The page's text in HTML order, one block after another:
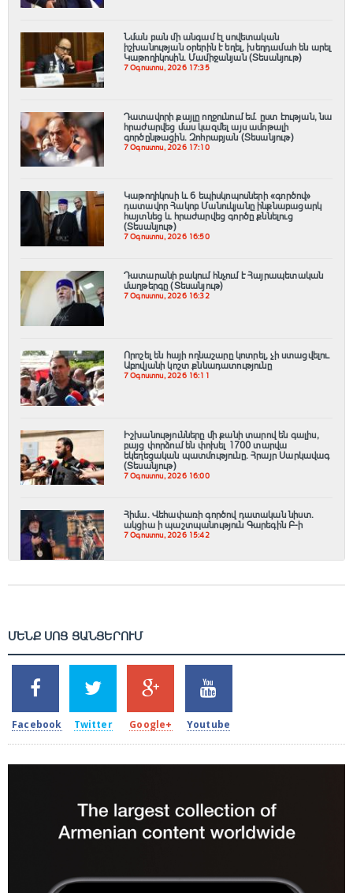
Նման բան մի անգամ էլ սովետական
իշխանության օրերին է եղել, խեղդամահ են արել
Կաթողիկոսին. Մամիջանյան (Տեսանյութ)
7 Օգոստոս, 2026 17:35
Դատավորի քայլը ողջունում եմ. ըստ էության, նա
հրաժարվեց մաս կազմել այս ամոթալի
գործընթացին․ Զոհրաբյան (Տեսանյութ)
7 Օգոստոս, 2026 17:10
️Կաթողիկոսի և 6 եպիսկոպոսների «գործով»
դատավոր Հակոբ Մանուկյանը ինքնաբացարկ
հայտնեց և հրաժարվեց գործը քննելուց
(Տեսանյութ)
7 Օգոստոս, 2026 16:50
Դատարանի բակում հնչում է Հայրապետական
մաղթերգը (Տեսանյութ)
7 Օգոստոս, 2026 16:32
Որոշել են հայի ողնաշարը կոտրել, չի ստացվելու․
Աբովյանի կոշտ քննադատությունը
7 Օգոստոս, 2026 16:11
Իշխանությունները մի քանի տարով են գալիս,
բայց փորձում են փոխել 1700 տարվա
եկեղեցական պատմությունը. Հրայր Սարկավագ
(Տեսանյութ)
7 Օգոստոս, 2026 16:00
Հիմա. Վեհափառի գործով դատական նիստ.
ակցիա ի պաշտպանություն Գարեգին Բ-ի
7 Օգոստոս, 2026 15:42
ՄԵՆՔ ՍՈՑ ՑԱՆՑԵՐՈՒՄ
2k
SHARES
Facebook
1.5k
TWEETS
Twitter
203
SHARES
Google+
620
SHARES
Youtube